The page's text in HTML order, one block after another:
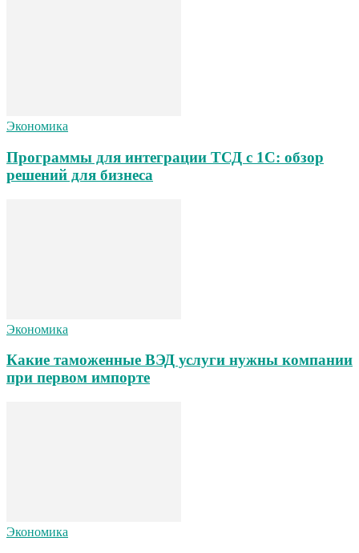
Экономика
Программы для интеграции ТСД с 1С: обзор
решений для бизнеса
Экономика
Какие таможенные ВЭД услуги нужны компании
при первом импорте
Экономика